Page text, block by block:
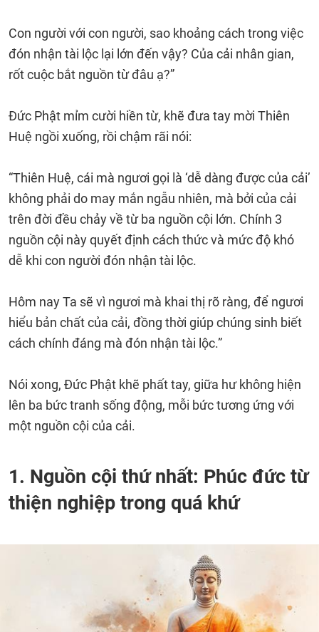
Con người với con người, sao khoảng cách trong việc
đón nhận tài lộc lại lớn đến vậy? Của cải nhân gian,
rốt cuộc bắt nguồn từ đâu ạ?”
Đức Phật mỉm cười hiền từ, khẽ đưa tay mời Thiên
Huệ ngồi xuống, rồi chậm rãi nói:
“Thiên Huệ, cái mà ngươi gọi là ‘dễ dàng được của cải’
không phải do may mắn ngẫu nhiên, mà bởi của cải
trên đời đều chảy về từ ba nguồn cội lớn. Chính 3
nguồn cội này quyết định cách thức và mức độ khó
dễ khi con người đón nhận tài lộc.
Hôm nay Ta sẽ vì ngươi mà khai thị rõ ràng, để ngươi
hiểu bản chất của cải, đồng thời giúp chúng sinh biết
cách chính đáng mà đón nhận tài lộc.”
Nói xong, Đức Phật khẽ phất tay, giữa hư không hiện
lên ba bức tranh sống động, mỗi bức tương ứng với
một nguồn cội của cải.
1. Nguồn cội thứ nhất: Phúc đức từ
thiện nghiệp trong quá khứ